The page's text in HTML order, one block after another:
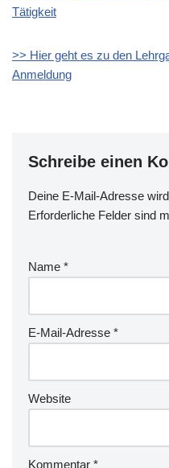
Tätigkeit
>> Hier geht es zu den
Anmeldung
Schreibe einen
Deine E-Mail-Adresse
Erforderliche Felder sind
Name *
E-Mail-Adresse *
Website
Kommentar *